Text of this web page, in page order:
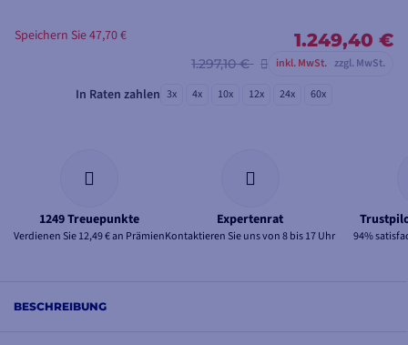
1.249,40 €
1.297,10 € inkl. MwSt. zzgl. MwSt.
Speichern Sie 47,70 €
In Raten zahlen 3x 4x 10x 12x 24x 60x
1249 Treuepunkte
Verdienen Sie 12,49 € an Prämien
Expertenrat
Kontaktieren Sie uns von 8 bis 17 Uhr 94%
BESCHREIBUNG